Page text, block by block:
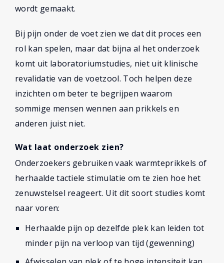
wordt gemaakt.
Bij pijn onder de voet zien we dat dit proces een
rol kan spelen, maar dat bijna al het onderzoek
komt uit laboratoriumstudies, niet uit klinische
revalidatie van de voetzool. Toch helpen deze
inzichten om beter te begrijpen waarom
sommige mensen wennen aan prikkels en
anderen juist niet.
Wat laat onderzoek zien?
Onderzoekers gebruiken vaak warmteprikkels of
herhaalde tactiele stimulatie om te zien hoe het
zenuwstelsel reageert. Uit dit soort studies komt
naar voren:
Herhaalde pijn op dezelfde plek kan leiden tot
minder pijn na verloop van tijd (gewenning)